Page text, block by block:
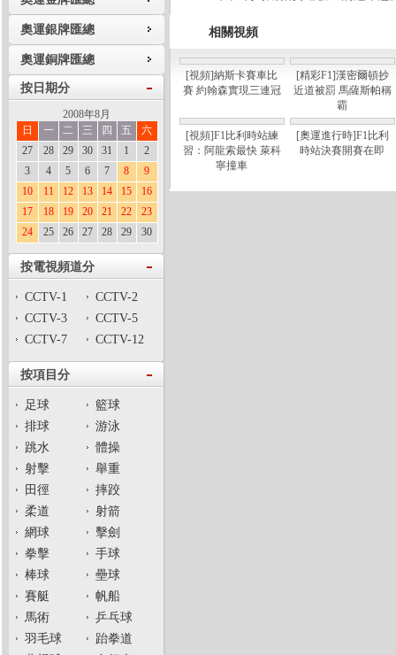
奧運銀牌匯總
奧運銅牌匯總
按日期分
2008年8月
日
一 二 三 四 五
六
27
28 29 30 31 1
2
3
4 5 6 7 8
9
10
11 12 13 14 15
16
17
18 19 20 21 22
23
24
25 26 27 28 29 30
按電視頻道分
CCTV-1
CCTV-2
CCTV-3
CCTV-5
CCTV-7
CCTV-12
按項目分
足球
籃球
排球
游泳
跳水
體操
射擊
舉重
田徑
摔跤
柔道
射箭
網球
擊劍
拳擊
手球
棒球
壘球
賽艇
帆船
馬術
乒乓球
羽毛球
跆拳道
相關視頻
[視頻]納斯卡賽車比
賽 約翰森實現三連冠
[精彩F1]漢密爾頓抄
近道被罰 馬薩斯帕稱
霸
[視頻]F1比利時站練
習：阿龍索最快 萊科
寧撞車
[奧運進行時]F1比利
時站決賽開賽在即